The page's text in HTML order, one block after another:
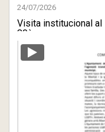
24/07/2026
Visita institucional al
80è c ...